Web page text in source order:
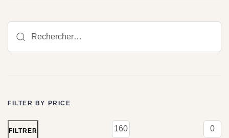
FILTER BY PRICE
FILTRER